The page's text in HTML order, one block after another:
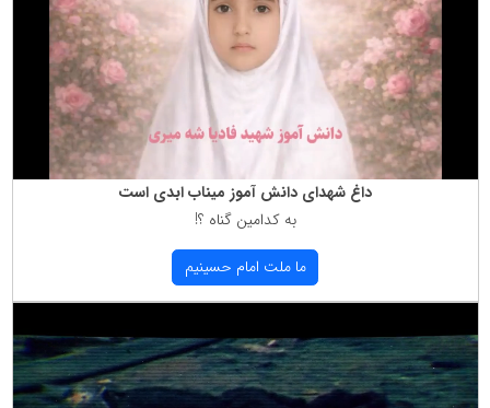
داغ شهدای دانش آموز میناب ابدی است
به كدامین گناه ؟!
ما ملت امام حسینیم